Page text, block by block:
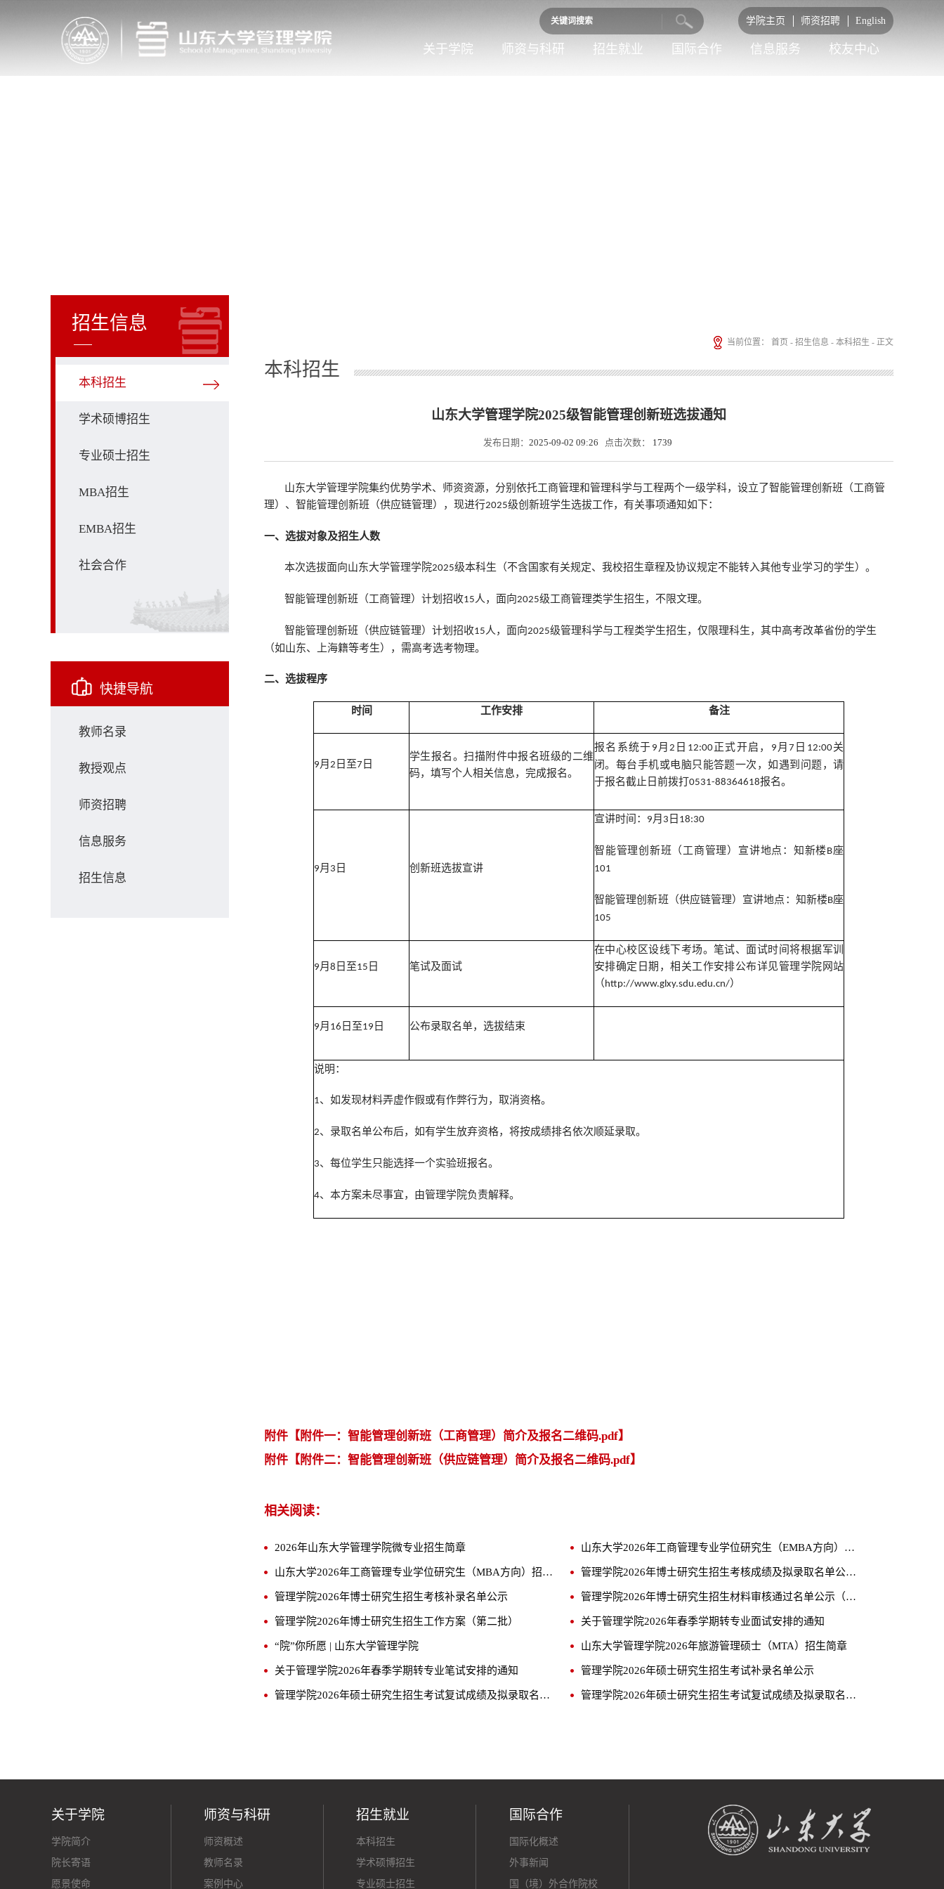
学院主页 师资招聘 English
关于学院 师资与科研 招生就业 国际合作 信息服务 校友中心
招生信息
本科招生
学术硕博招生
专业硕士招生
MBA招生
EMBA招生
社会合作
快捷导航
教师名录
教授观点
师资招聘
信息服务
招生信息
当前位置： 首页 - 招生信息 - 本科招生 - 正文
本科招生
山东大学管理学院2025级智能管理创新班选拔通知
发布日期： 2025-09-02 09:26 点击次数： 1739
山东大学管理学院集约优势学术、师资资源，分别依托工商管理和管理科学与工程两个一级学科，设立了智能管理创新班（工商管
理）、智能管理创新班（供应链管理）
，现进行2025级创新班学生选拔工作，有关事项通知如下：
一、选拔对象及招生人数
本次选拔面向山东大学管理学院2025级本科生 （不含国家有关规定、我校招生章程及协议规定不能转入其他专业学习的学生）。
智能管理创新班（工商管理） 计划招收15 人，面向2025级工商管理类学生招生， 不限文理。
智能管理创新班（供应链管理） 计划招收15 人，面向2025级管理科学与工程类学生招生，仅限理科生，其中高考改革省份的学生
（如山东、上海籍等考生），需高考选考物理。
二、选拔程序
时间 工作安排 备注
9 月 2 日 至7 日
学生报名。扫描附件中报名班级的二维
码，填写个人相关信息，完成报名。
报名系统于 9 月 2 日 12:00正式开启， 9 月7 日 12:00关
闭。每台手机或电脑只能答题一次，如遇到问题，请
于报名截止 日前拨打0531-88364618报名。
9 月 3 日 创新班选拔宣讲
宣讲时间： 9 月 3 日 18:30
智能管理创新班（工商管理）宣讲地点：知新楼B座
101
智能管理创新班（供应链管理） 宣讲地点：知新楼B座
105
9 月 8 日 至15 日 笔试及面试
在中心校区设线下考场。 笔试、面试时间将根据军训
安排确定日期，相关工作安排公布详见管理学院网站
（ http://www.glxy.sdu.edu.cn/）
9 月 16 日至19 日 公布录取名单， 选拔结束
说明：
1、如发现材料弄虚作假或有作弊行为，取消资格。
2、录取名单公布后，如有学生放弃资格，将按成绩排名依次顺延录取。
3、每位学生只能选择一个实验班报名。
4、本方案未尽事宜，由管理学院负责解释。
附件【附件一：智能管理创新班（工商管理）简介及报名二维码.pdf】
附件【附件二：智能管理创新班（供应链管理）简介及报名二维码.pdf】
相关阅读：
2026年山东大学管理学院微专业招生简章 山东大学2026年工商管理专业学位研究生（EMBA方向）招生简章
山东大学2026年工商管理专业学位研究生（MBA方向）招生简章 管理学院2026年博士研究生招生考核成绩及拟录取名单公示（第二批）
管理学院2026年博士研究生招生考核补录名单公示 管理学院2026年博士研究生招生材料审核通过名单公示（第二批）
管理学院2026年博士研究生招生工作方案（第二批） 关于管理学院2026年春季学期转专业面试安排的通知
“院”你所愿 | 山东大学管理学院 山东大学管理学院2026年旅游管理硕士（MTA）招生简章
关于管理学院2026年春季学期转专业笔试安排的通知 管理学院2026年硕士研究生招生考试补录名单公示
管理学院2026年硕士研究生招生考试复试成绩及拟录取名单公示（全日制专业） 管理学院2026年硕士研究生招生考试复试成绩及拟录取名单公示（非全日制专业）
关于学院
学院简介
院长寄语
愿景使命
师资与科研
师资概述
教师名录
案例中心
招生就业
本科招生
学术硕博招生
专业硕士招生
国际合作
国际化概述
外事新闻
国（境）外合作院校